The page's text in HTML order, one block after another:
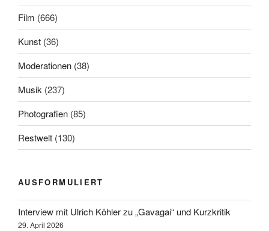
Film (666)
Kunst (36)
Moderationen (38)
Musik (237)
Photografien (85)
Restwelt (130)
AUSFORMULIERT
Interview mit Ulrich Köhler zu „Gavagai“ und Kurzkritik
29. April 2026